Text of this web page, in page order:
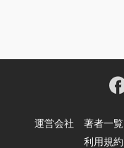
運営会社 著者一覧
利用規約